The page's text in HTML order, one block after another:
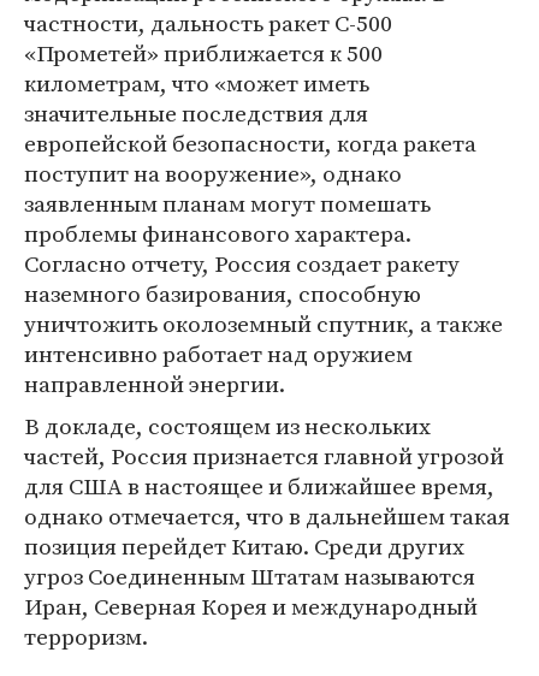
частности, дальность ракет С-500
«Прометей» приближается к 500
километрам, что «может иметь
значительные последствия для
европейской безопасности, когда ракета
поступит на вооружение», однако
заявленным планам могут помешать
проблемы финансового характера.
Согласно отчету, Россия создает ракету
наземного базирования, способную
уничтожить околоземный спутник, а также
интенсивно работает над оружием
направленной энергии.
В докладе, состоящем из нескольких
частей, Россия признается главной угрозой
для США в настоящее и ближайшее время,
однако отмечается, что в дальнейшем такая
позиция перейдет Китаю. Среди других
угроз Соединенным Штатам называются
Иран, Северная Корея и международный
терроризм.